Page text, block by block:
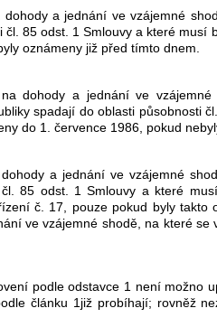
a jednání ve vzájemné
čl. 85 odst. 1 Smlouvy a které
oznámeny již před tímto dnem.
dohody a jednání ve
spadají do oblasti působnosti
do 1. července 1986, pokud
a jednání ve vzájemné
85 odst. 1 Smlouvy a které
č. 17, pouze pokud byly takto
ve vzájemné shodě, na které
podle odstavce 1 není možno
článku 1již probíhají; rovněž